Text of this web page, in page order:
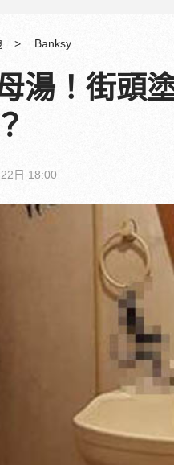
Banksy
湯！街頭
日 18:00